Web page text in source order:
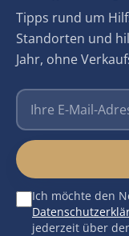
Tipps rund um
Standorten und
Jahr, ohne
E-Mail-Adresse
Ich möchte den
jederzeit über